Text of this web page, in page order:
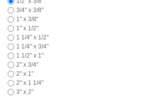
3/4" x 3/8"
1" x 3/8"
1" x 1/2"
1 1/4" x 1/2"
1 1/4" x 3/4"
1 1/2" x 1"
2" x 3/4"
2" x 1"
2" x 1 1/4"
3" x 2"